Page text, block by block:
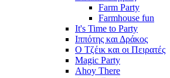
Farm Party
Farmhouse fun
It's Time to Party
Ιππότης και Δράκος
Ο Τζέικ και οι Πειρατές
Magic Party
Ahoy There